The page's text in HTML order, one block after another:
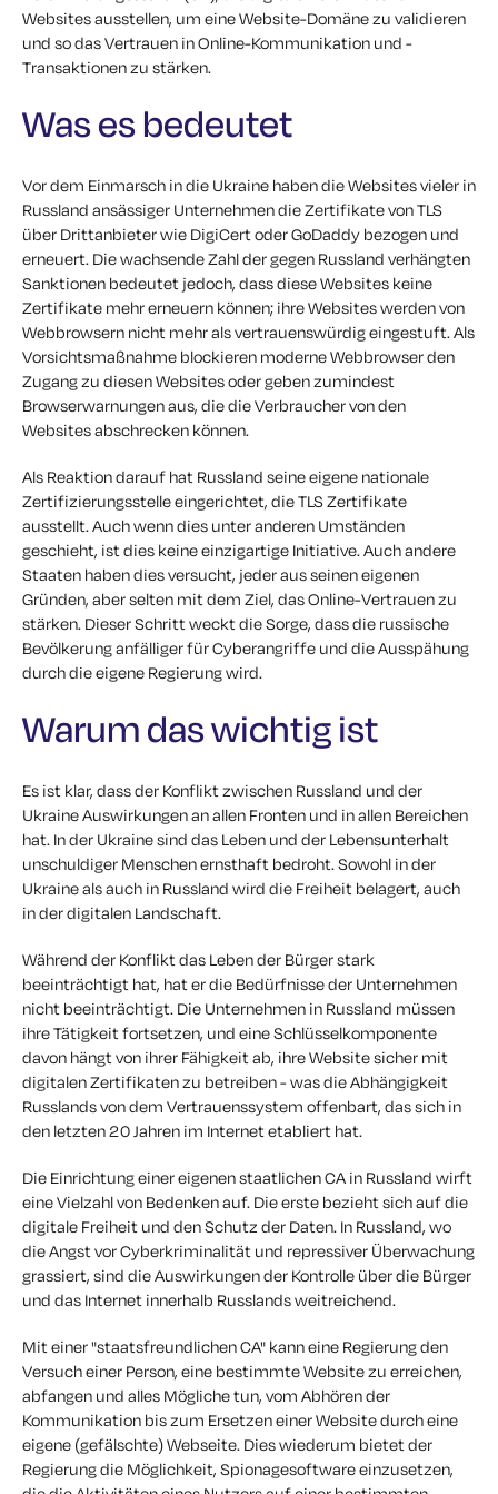
Websites ausstellen, um eine Website-Domäne zu validieren
und so das Vertrauen in Online-Kommunikation und -
Transaktionen zu stärken.
Was es bedeutet
Vor dem Einmarsch in die Ukraine haben die Websites vieler in
Russland ansässiger Unternehmen die Zertifikate von TLS
über Drittanbieter wie DigiCert oder GoDaddy bezogen und
erneuert. Die wachsende Zahl der gegen Russland verhängten
Sanktionen bedeutet jedoch, dass diese Websites keine
Zertifikate mehr erneuern können; ihre Websites werden von
Webbrowsern nicht mehr als vertrauenswürdig eingestuft. Als
Vorsichtsmaßnahme blockieren moderne Webbrowser den
Zugang zu diesen Websites oder geben zumindest
Browserwarnungen aus, die die Verbraucher von den
Websites abschrecken können.
Als Reaktion darauf hat Russland seine eigene nationale
Zertifizierungsstelle eingerichtet, die TLS Zertifikate
ausstellt. Auch wenn dies unter anderen Umständen
geschieht, ist dies keine einzigartige Initiative. Auch andere
Staaten haben dies versucht, jeder aus seinen eigenen
Gründen, aber selten mit dem Ziel, das Online-Vertrauen zu
stärken. Dieser Schritt weckt die Sorge, dass die russische
Bevölkerung anfälliger für Cyberangriffe und die Ausspähung
durch die eigene Regierung wird.
Warum das wichtig ist
Es ist klar, dass der Konflikt zwischen Russland und der
Ukraine Auswirkungen an allen Fronten und in allen Bereichen
hat. In der Ukraine sind das Leben und der Lebensunterhalt
unschuldiger Menschen ernsthaft bedroht. Sowohl in der
Ukraine als auch in Russland wird die Freiheit belagert, auch
in der digitalen Landschaft.
Während der Konflikt das Leben der Bürger stark
beeinträchtigt hat, hat er die Bedürfnisse der Unternehmen
nicht beeinträchtigt. Die Unternehmen in Russland müssen
ihre Tätigkeit fortsetzen, und eine Schlüsselkomponente
davon hängt von ihrer Fähigkeit ab, ihre Website sicher mit
digitalen Zertifikaten zu betreiben - was die Abhängigkeit
Russlands von dem Vertrauenssystem offenbart, das sich in
den letzten 20 Jahren im Internet etabliert hat.
Die Einrichtung einer eigenen staatlichen CA in Russland wirft
eine Vielzahl von Bedenken auf. Die erste bezieht sich auf die
digitale Freiheit und den Schutz der Daten. In Russland, wo
die Angst vor Cyberkriminalität und repressiver Überwachung
grassiert, sind die Auswirkungen der Kontrolle über die Bürger
und das Internet innerhalb Russlands weitreichend.
Mit einer "staatsfreundlichen CA" kann eine Regierung den
Versuch einer Person, eine bestimmte Website zu erreichen,
abfangen und alles Mögliche tun, vom Abhören der
Kommunikation bis zum Ersetzen einer Website durch eine
eigene (gefälschte) Webseite. Dies wiederum bietet der
Regierung die Möglichkeit, Spionagesoftware einzusetzen,